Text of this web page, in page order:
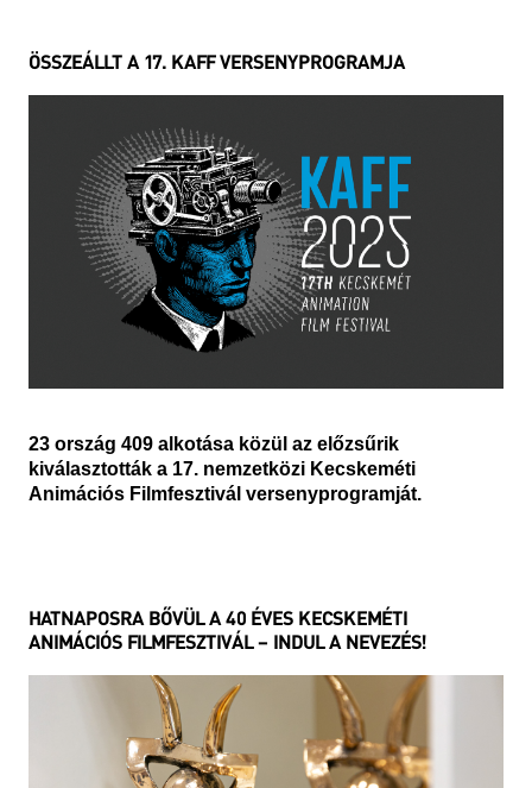
ÖSSZEÁLLT A 17. KAFF VERSENYPROGRAMJA
23 ország 409 alkotása közül az előzsűrik
kiválasztották a 17. nemzetközi Kecskeméti
Animációs Filmfesztivál versenyprogramját.
HATNAPOSRA BŐVÜL A 40 ÉVES KECSKEMÉTI
ANIMÁCIÓS FILMFESZTIVÁL – INDUL A NEVEZÉS!